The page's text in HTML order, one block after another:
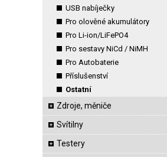
USB nabíječky
Pro olověné akumulátory
Pro Li-ion/LiFePO4
Pro sestavy NiCd / NiMH
Pro Autobaterie
Příslušenství
Ostatní
Zdroje, měniče
Svítilny
Testery